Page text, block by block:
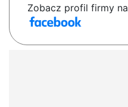
Zobacz profil firmy na